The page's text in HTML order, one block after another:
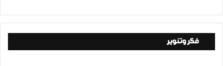
فكر وتنوير